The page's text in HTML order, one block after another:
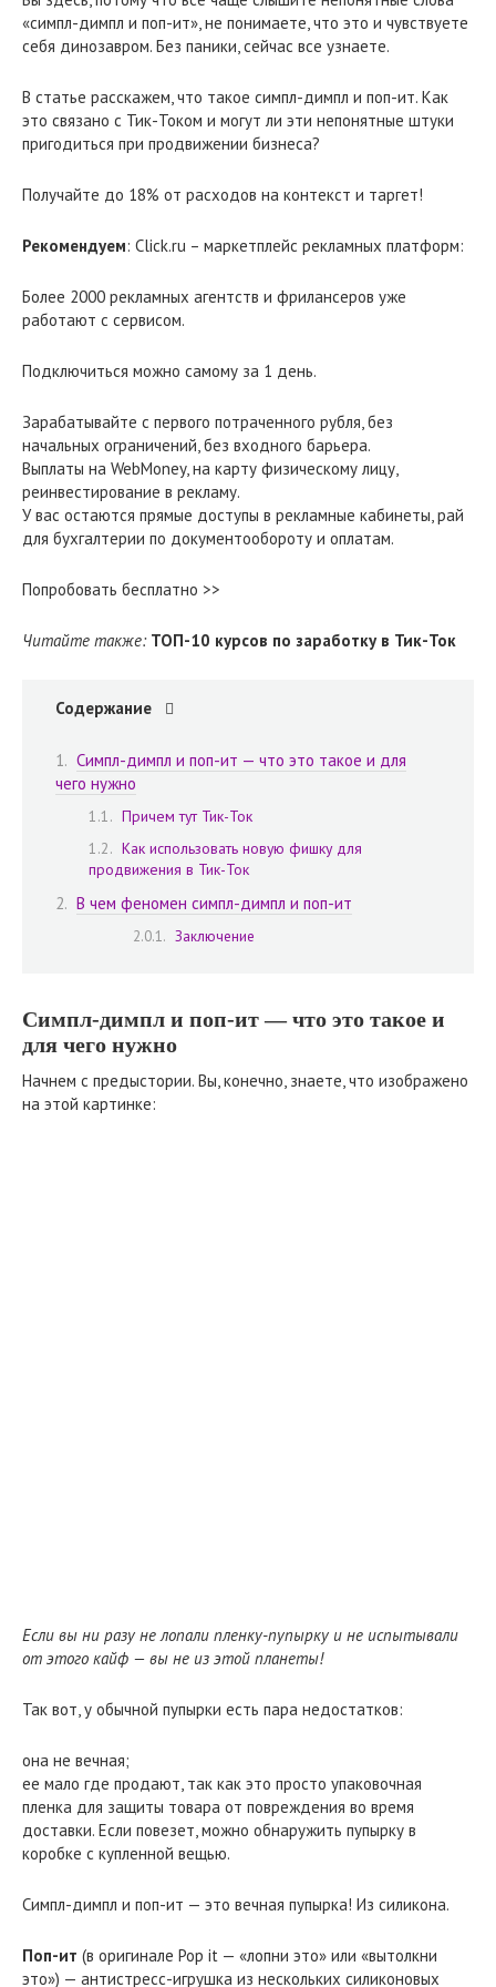
«симпл-димпл и поп-ит», не понимаете, что это и чувствуете
себя динозавром. Без паники, сейчас все узнаете.
В статье расскажем, что такое симпл-димпл и поп-ит. Как
это связано с Тик-Током и могут ли эти непонятные штуки
пригодиться при продвижении бизнеса?
Получайте до 18% от расходов на контекст и таргет!
Рекомендуем: Click.ru – маркетплейс рекламных платформ:
Более 2000 рекламных агентств и фрилансеров уже
работают с сервисом.
Подключиться можно самому за 1 день.
Зарабатывайте с первого потраченного рубля, без
начальных ограничений, без входного барьера.
Выплаты на WebMoney, на карту физическому лицу,
реинвестирование в рекламу.
У вас остаются прямые доступы в рекламные кабинеты, рай
для бухгалтерии по документообороту и оплатам.
Попробовать бесплатно >>
Читайте также: ТОП-10 курсов по заработку в Тик-Ток
Содержание
Симпл-димпл и поп-ит — что это такое и для
чего нужно
Причем тут Тик-Ток
Как использовать новую фишку для
продвижения в Тик-Ток
В чем феномен симпл-димпл и поп-ит
Заключение
Симпл-димпл и поп-ит — что это такое и
для чего нужно
Начнем с предыстории. Вы, конечно, знаете, что изображено
на этой картинке:
Если вы ни разу не лопали пленку-пупырку и не испытывали
от этого кайф — вы не из этой планеты!
Так вот, у обычной пупырки есть пара недостатков:
она не вечная;
ее мало где продают, так как это просто упаковочная
пленка для защиты товара от повреждения во время
доставки. Если повезет, можно обнаружить пупырку в
коробке с купленной вещью.
Симпл-димпл и поп-ит — это вечная пупырка! Из силикона.
Поп-ит (в оригинале Pop it — «лопни это» или «вытолкни
это») — антистресс-игрушка из нескольких силиконовых